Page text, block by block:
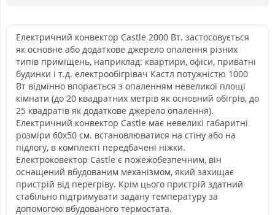
Електричний конвектор Castle 2000 Вт. застосовується
як основне або додаткове джерело опалення різних
типів приміщень, наприклад: квартири, офіси, приватні
будинки і т.д. електрообігрівач Кастл потужністю 1000
Вт відмінно впорається з опаленням невеликої площі
кімнати (до 20 квадратних метрів як основний обігрів, до
25 квадратів як додаткове джерело опалення).
Електричний конвектор Castle має невеликі габаритні
розміри 60x50 см. встановлюватися на стіну або на
підлогу, в комплекті передбачені ніжки.
Електроковектор Castle є пожежобезпечним, він
оснащений вбудованим механізмом, який захищає
пристрій від перегріву. Крім цього пристрій здатний
стабільно підтримувати задану температуру за
допомогою вбудованого термостата.